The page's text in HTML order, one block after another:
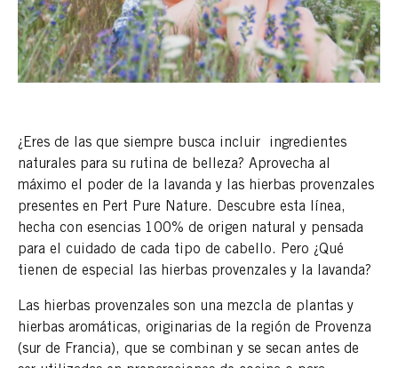
¿Eres de las que siempre busca incluir ingredientes
naturales para su rutina de belleza? Aprovecha al
máximo el poder de la lavanda y las hierbas provenzales
presentes en Pert Pure Nature. Descubre esta línea,
hecha con esencias 100% de origen natural y pensada
para el cuidado de cada tipo de cabello. Pero ¿Qué
tienen de especial las hierbas provenzales y la lavanda?
Las hierbas provenzales son una mezcla de plantas y
hierbas aromáticas, originarias de la región de Provenza
(sur de Francia), que se combinan y se secan antes de